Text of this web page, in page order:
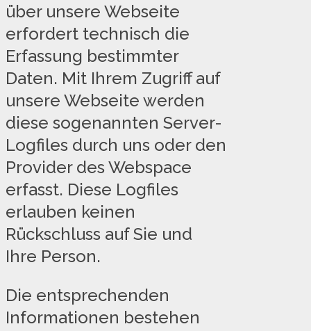
über unsere Webseite
erfordert technisch die
Erfassung bestimmter
Daten. Mit Ihrem Zugriff auf
unsere Webseite werden
diese sogenannten Server-
Logfiles durch uns oder den
Provider des Webspace
erfasst. Diese Logfiles
erlauben keinen
Rückschluss auf Sie und
Ihre Person.
Die entsprechenden
Informationen bestehen